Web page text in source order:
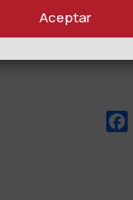
Aceptar